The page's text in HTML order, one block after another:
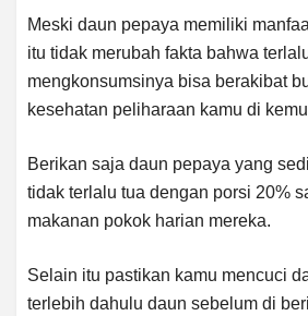
Meski daun pepaya memiliki
itu tidak merubah fakta bahwa
mengkonsumsinya bisa berakibat
kesehatan peliharaan kamu di
Berikan saja daun pepaya yang
tidak terlalu tua dengan porsi 20%
makanan pokok harian mereka.
Selain itu pastikan kamu mencuci
terlebih dahulu daun sebelum di